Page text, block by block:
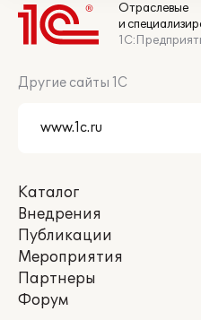
Отраслевые
и
Другие сайты 1С
Каталог
Внедрения
Публикации
Мероприятия
Партнеры
Форум